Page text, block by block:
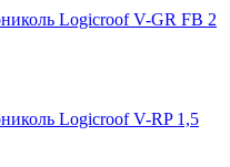
Logicroof V-GR FB 2
Logicroof V-RP 1,5